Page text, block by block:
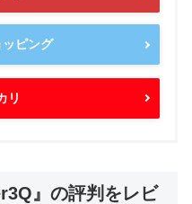
ピング
リ
』の評判をレビ